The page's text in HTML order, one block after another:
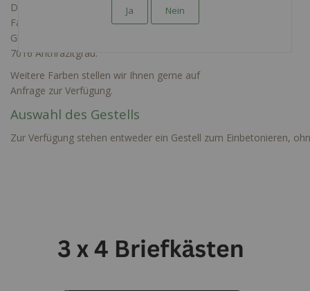
Derzeit sind im Konfigurator die folgenden
Farben verfügbar: RAL 9016 Seidenglanz,
Glatt, RAL 9007 Graualuminium oder RAL
7016 Anthrazitgrau.
Weitere Farben stellen wir Ihnen gerne auf
Anfrage zur Verfügung.
Auswahl des Gestells
Zur Verfügung stehen entweder ein Gestell zum Einbetonieren,
Ja Nein